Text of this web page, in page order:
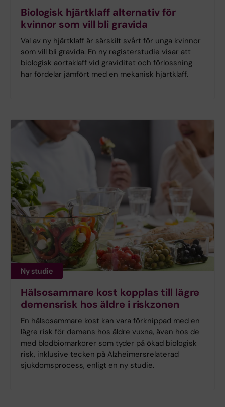
Biologisk hjärtklaff alternativ för
kvinnor som vill bli gravida
Val av ny hjärtklaff är särskilt svårt för unga kvinnor
som vill bli gravida. En ny registerstudie visar att
biologisk aortaklaff vid graviditet och förlossning
har fördelar jämfört med en mekanisk hjärtklaff.
Ny studie
Hälsosammare kost kopplas till lägre
demensrisk hos äldre i riskzonen
En hälsosammare kost kan vara förknippad med en
lägre risk för demens hos äldre vuxna, även hos de
med blodbiomarkörer som tyder på ökad biologisk
risk, inklusive tecken på Alzheimersrelaterad
sjukdomsprocess, enligt en ny studie.